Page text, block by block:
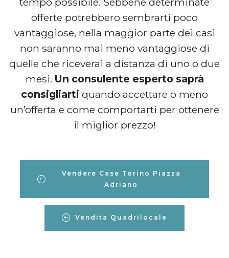
offerte potrebbero sembrarti poco
vantaggiose, nella maggior parte dei casi
non saranno mai meno vantaggiose di
quelle che riceverai a distanza di uno o due
mesi. Un consulente esperto saprà
consigliarti quando accettare o meno
un’offerta e come comportarti per ottenere
il miglior prezzo!
Vendere Case Torino Piazza
Adriano
Vendita Quadrilocale